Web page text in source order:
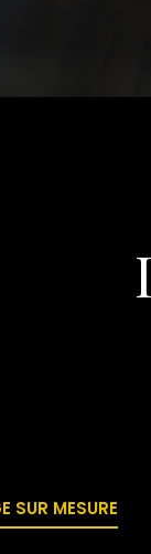
SUR MESURE